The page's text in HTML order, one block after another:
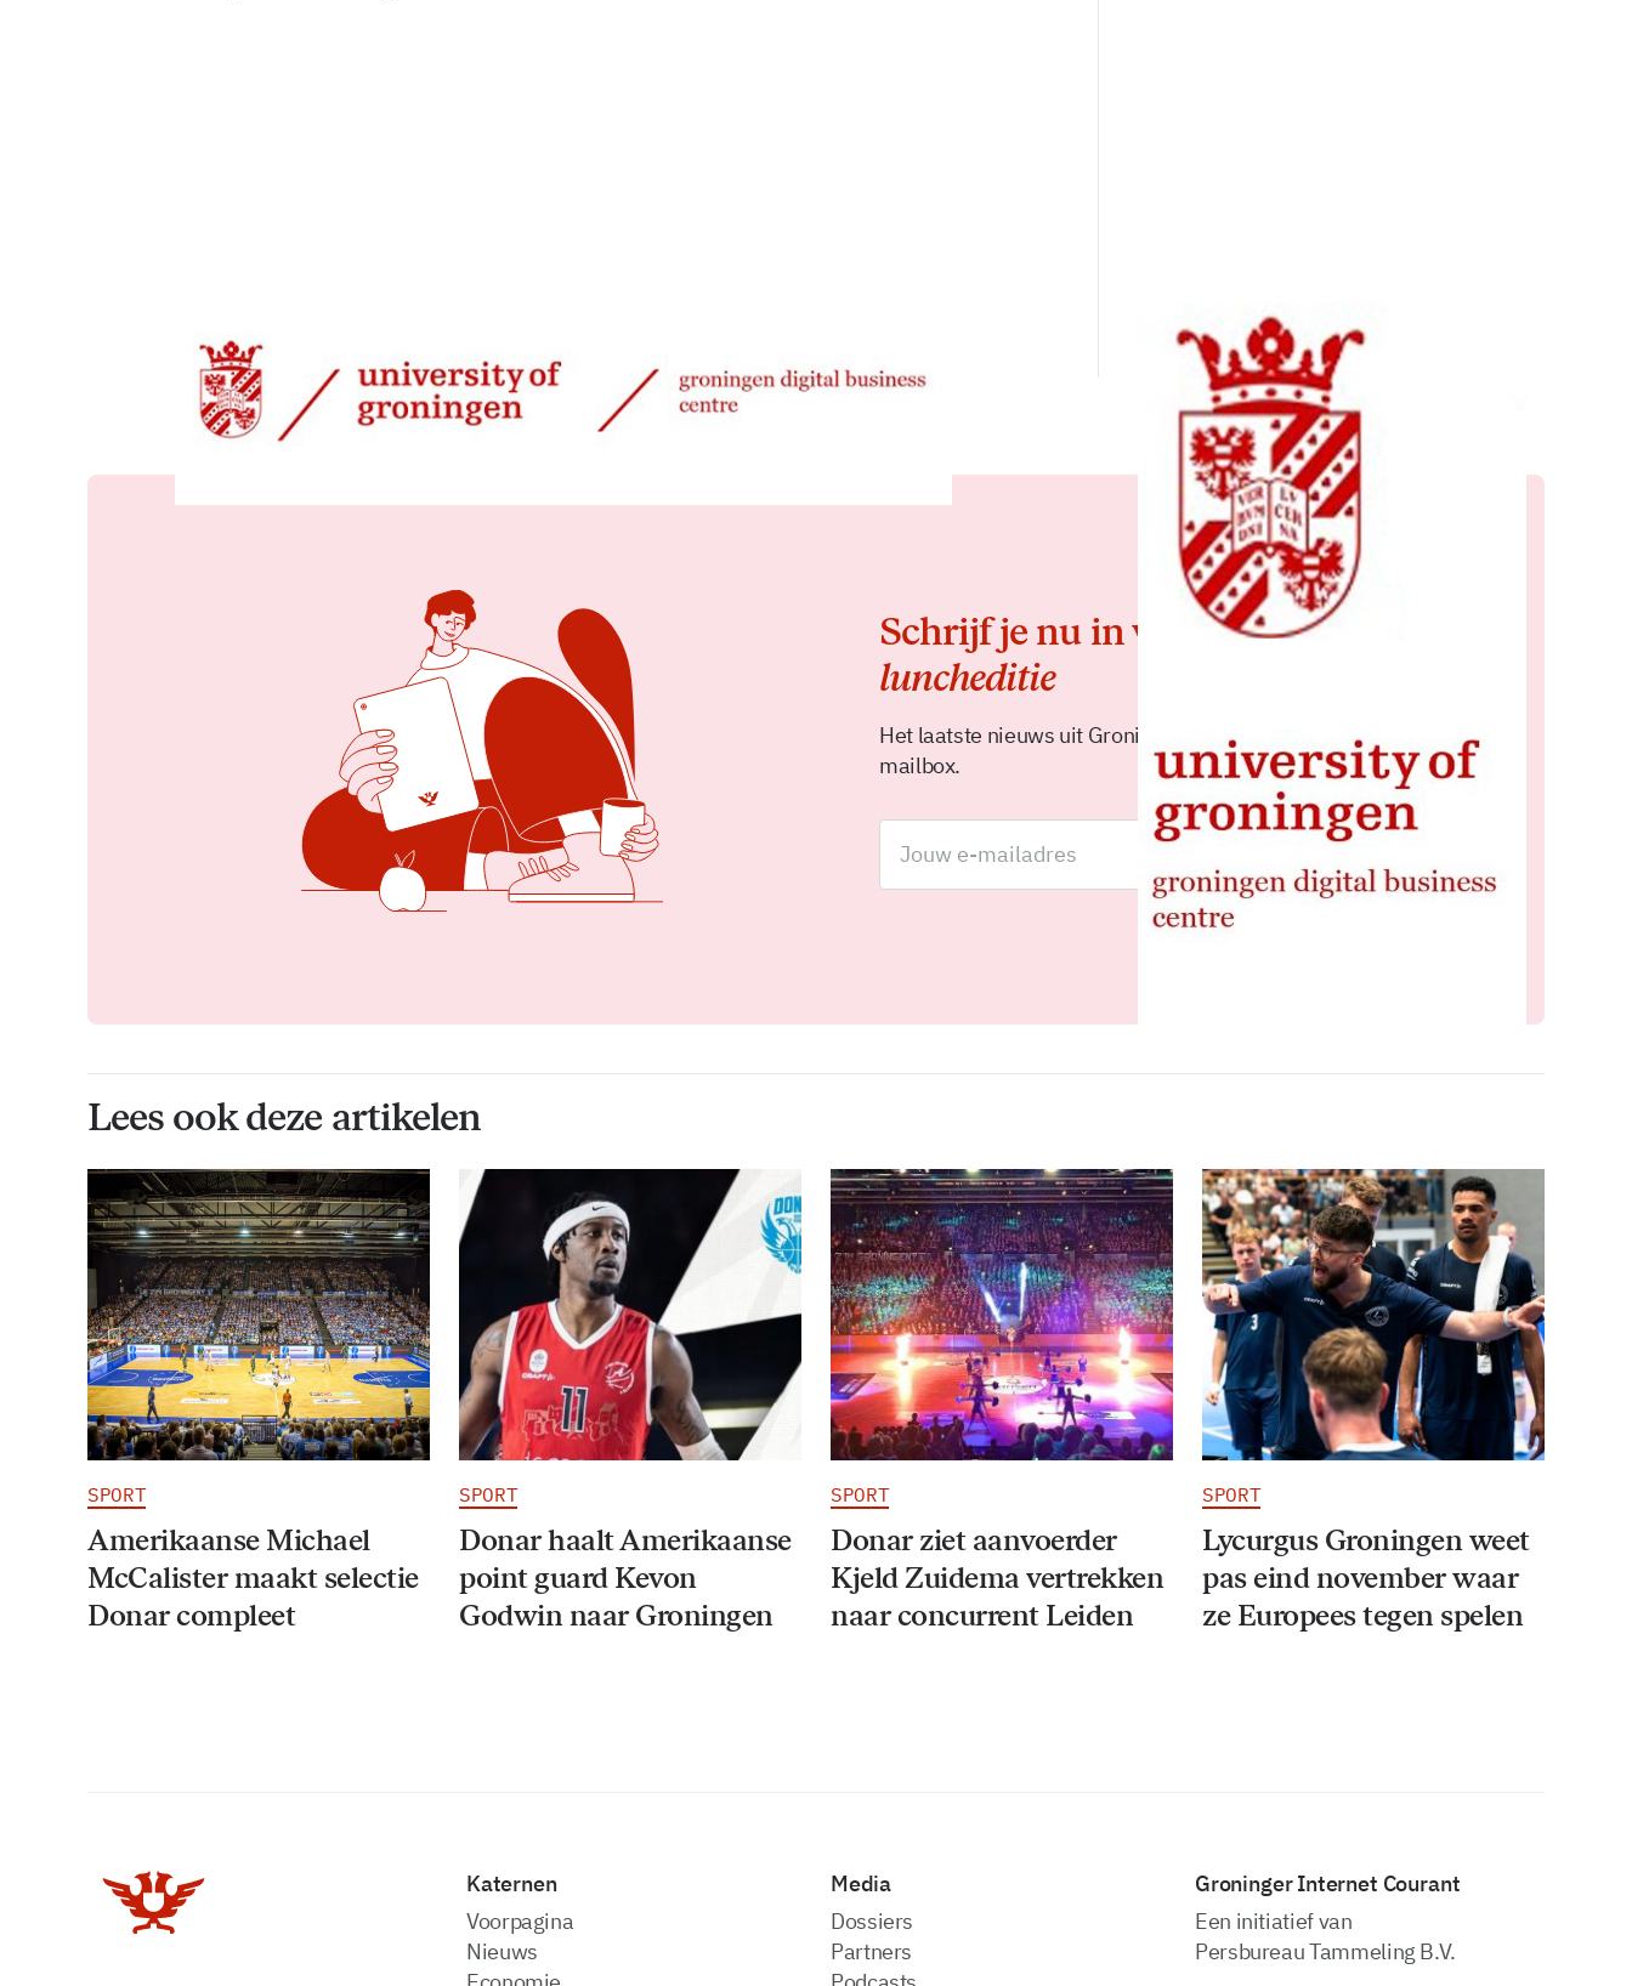
27 mei 2026, 08:36
Schrijf je nu in voor de
luncheditie
Het laatste nieuws uit Groningen elke middag in je
mailbox.
Lees ook deze artikelen
SPORT
Amerikaanse Michael
McCalister maakt selectie
Donar compleet
SPORT
Donar haalt Amerikaanse
point guard Kevon
Godwin naar Groningen
SPORT
Donar ziet aanvoerder
Kjeld Zuidema vertrekken
naar concurrent Leiden
SPORT
Lycurgus Groningen weet
pas eind november waar
ze Europees tegen spelen
Katernen
Voorpagina
Nieuws
Media
dossiers
partners
Groninger Internet Courant
Een initiatief van
Persbureau Tammeling B.V.